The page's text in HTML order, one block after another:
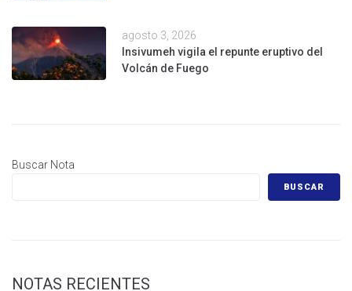
agosto 3, 2026
Insivumeh vigila el repunte eruptivo del
Volcán de Fuego
Buscar Nota
BUSCAR
NOTAS RECIENTES